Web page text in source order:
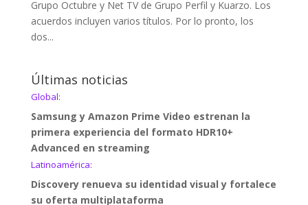
Grupo Octubre y Net TV de Grupo Perfil y Kuarzo. Los
acuerdos incluyen varios títulos. Por lo pronto, los
dos...
Últimas noticias
Global:
Samsung y Amazon Prime Video estrenan la
primera experiencia del formato HDR10+
Advanced en streaming
Latinoamérica:
Discovery renueva su identidad visual y fortalece
su oferta multiplataforma